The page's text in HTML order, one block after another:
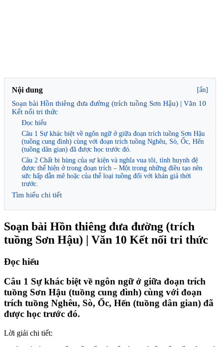
Nội dung [ẩn]
Soạn bài Hồn thiêng đưa đường (trích tuồng Sơn Hậu) | Văn 10
Kết nối tri thức
Đọc hiểu
Câu 1 Sự khác biệt về ngôn ngữ ở giữa đoạn trích tuồng Sơn Hậu
(tuồng cung đình) cùng với đoạn trích tuồng Nghêu, Sò, Ốc, Hến
(tuồng dân gian) đã được học trước đó.
Câu 2 Chất bi hùng của sự kiện và nghĩa vua tôi, tình huynh đệ
được thể hiện ở trong đoạn trích – Một trong những điều tạo nên
sức hấp dẫn mê hoặc của thể loại tuồng đối với khán giả thời
trước.
Tìm hiểu chi tiết
Soạn bài Hồn thiêng đưa đường (trích
tuồng Sơn Hậu) | Văn 10 Kết nối tri thức
Đọc hiểu
Câu 1 Sự khác biệt về ngôn ngữ ở giữa đoạn trích
tuồng Sơn Hậu (tuồng cung đình) cùng với đoạn
trích tuồng Nghêu, Sò, Ốc, Hến (tuồng dân gian) đã
được học trước đó.
Lời giải chi tiết: